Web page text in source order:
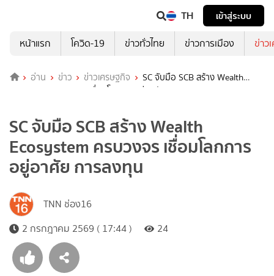
TH
เข้าสู่ระบบ
หน้าแรก
โควิด-19 ข่าวทั่วไทย ข่าวการเมือง ข่าว
อ่าน ข่าว ข่าวเศรษฐกิจ
SC จับมือ SCB สร้าง Wealth
Ecosystem ครบวงจร เชื่อมโลกการอยู่อาศัย การลงทุน
SC จับมือ SCB สร้าง Wealth
Ecosystem ครบวงจร เชื่อมโลกการ
อยู่อาศัย การลงทุน
TNN ช่อง16
2 กรกฎาคม 2569 ( 17:44 )
24